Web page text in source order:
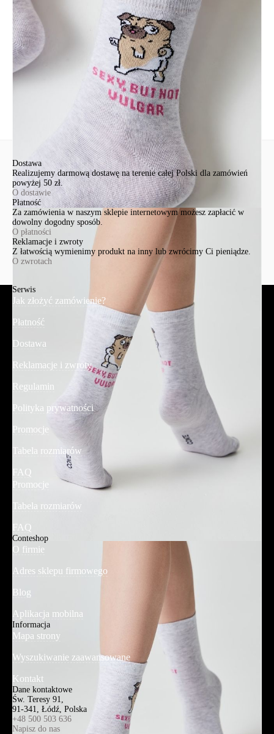
Św. Teresy 91
91-341, Łódź, Polska
+48 500-503-636
info@conteshop.pl
Ten produkt nie ma pytań Możesz zadać pytanie, klikając przycisk
poniżej
Zadaj pytanie
Nowe pytanie
Dostawa
Realizujemy darmową dostawę na terenie całej Polski dla zamówień
powyżej 50 zł.
O dostawie
Płatność
Za zamówienia w naszym sklepie internetowym możesz zapłacić w
dowolny dogodny sposób.
O płatności
Reklamacje i zwroty
Z łatwością wymienimy produkt na inny lub zwrócimy Ci pieniądze.
O zwrotach
Serwis
Jak złożyć zamówienie?
Płatność
Dostawa
Reklamacje i zwroty
Regulamin
Polityka prywatności
Promocje
Tabela rozmiarów
FAQ
Promocje
Tabela rozmiarów
FAQ
Conteshop
O firmie
Adres sklepu firmowego
Blog
Aplikacja mobilna
Informacja
Mapa strony
Wyszukiwanie zaawansowane
Kontakt
Dane kontaktowe
Św. Teresy 91,
91-341, Łódź, Polska
+48 500 503 636
Napisz do nas